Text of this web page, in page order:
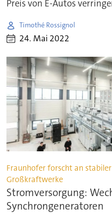
Preis von E-Autos
Timothé Rossignol
24. Mai 2022
Fraunhofer forscht an
Großkraftwerke
Stromversorgung:
Synchrongeneratoren